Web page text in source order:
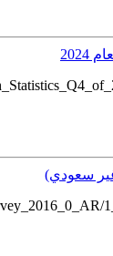
سعودي)